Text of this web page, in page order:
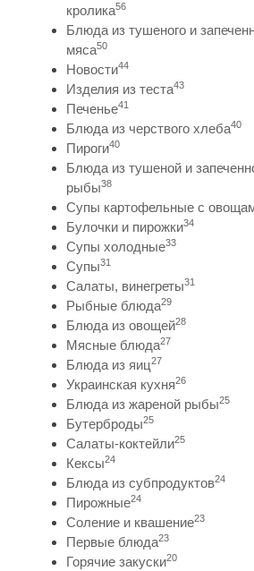
кролика56
Блюда из тушеного и
мяса50
Новости44
Изделия из теста43
Печенье41
Блюда из черствого хлеба40
Пироги40
Блюда из тушеной и
рыбы38
Супы картофельные с
Булочки и пирожки34
Супы холодные33
Супы31
Салаты, винегреты31
Рыбные блюда29
Блюда из овощей28
Мясные блюда27
Блюда из яиц27
Украинская кухня26
Блюда из жареной рыбы25
Бутерброды25
Салаты-коктейли25
Кексы24
Блюда из субпродуктов24
Пирожные24
Соление и квашение23
Первые блюда23
Горячие закуски20